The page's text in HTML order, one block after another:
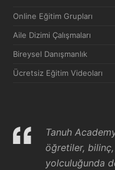
Online Eğitim Grupları
Aile Dizimi Çalışmaları
Bireysel Danışmanlık
Ücretsiz Eğitim Videoları
Tanuh
öğretiler,
yolculuğunda